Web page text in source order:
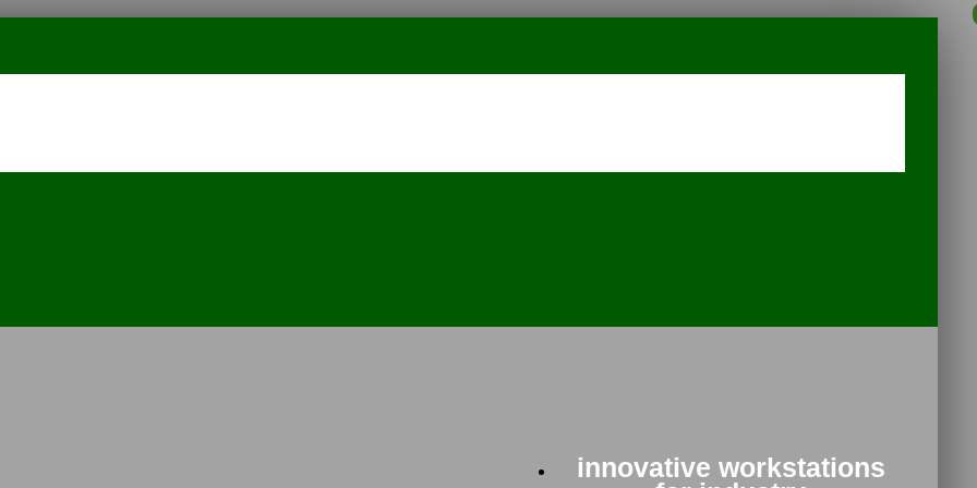
innovative workstations